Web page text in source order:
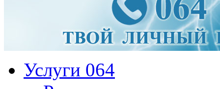
Услуги 064